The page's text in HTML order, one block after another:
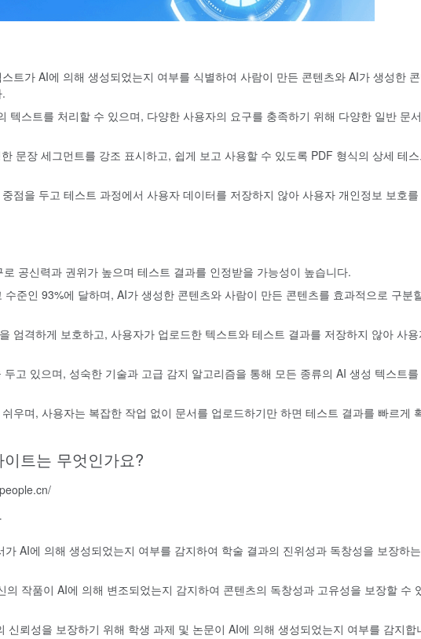
트가 AI에 의해 생성되었는지 여부를 식별하여 사람이 만든 콘텐츠와 AI가 생성한
텍스트를 처리할 수 있으며, 다양한 사용자의 요구를 충족하기 위해 다양한 일반 문
문장 세그먼트를 강조 표시하고, 쉽게 보고 사용할 수 있도록 PDF 형식의 상세 테
점을 두고 테스트 과정에서 사용자 데이터를 저장하지 않아 사용자 개인정보 보호를
공신력과 권위가 높으며 테스트 결과를 인정받을 가능성이 높습니다.
수준인 93%에 달하며, AI가 생성한 콘텐츠와 사람이 만든 콘텐츠를 효과적으로 구분
엄격하게 보호하고, 사용자가 업로드한 텍스트와 테스트 결과를 저장하지 않아 사
고 있으며, 성숙한 기술과 고급 감지 알고리즘을 통해 모든 종류의 AI 생성 텍스트를
우며, 사용자는 복잡한 작업 없이 문서를 업로드하기만 하면 테스트 결과를 빠르게
트는 무엇인가요?
AI에 의해 생성되었는지 여부를 감지하여 학술 결과의 진위성과 독창성을 보장하
의 작품이 AI에 의해 변조되었는지 감지하여 콘텐츠의 독창성과 고유성을 보장할 수
신뢰성을 보장하기 위해 학생 과제 및 논문이 AI에 의해 생성되었는지 여부를 감지합